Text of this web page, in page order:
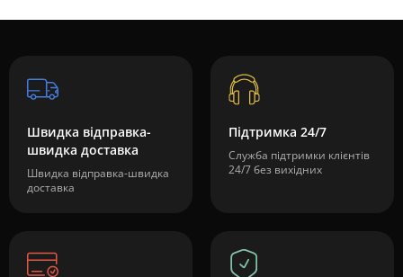
Швидка відправка-
швидка доставка
Швидка відправка-швидка
доставка
Підтримка 24/7
Служба підтримки клієнтів
24/7 без вихідних